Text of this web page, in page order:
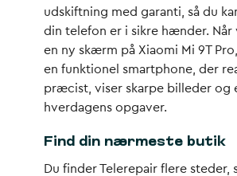
udskiftning med garanti, så du
din telefon er i sikre hænder. Når
en ny skærm på Xiaomi Mi 9T
en funktionel smartphone, der
præcist, viser skarpe billeder og
hverdagens opgaver.
Find din nærmeste butik
Du finder Telerepair flere steder,